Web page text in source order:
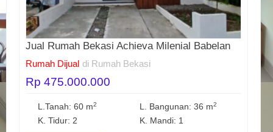
Jual Rumah Bekasi Achieva Milenial Babelan
Rumah Dijual di Rumah Bekasi
Rp 475.000.000
L.Tanah: 60 m2 L. Bangunan: 36 m2
K. Tidur: 2 K. Mandi: 1